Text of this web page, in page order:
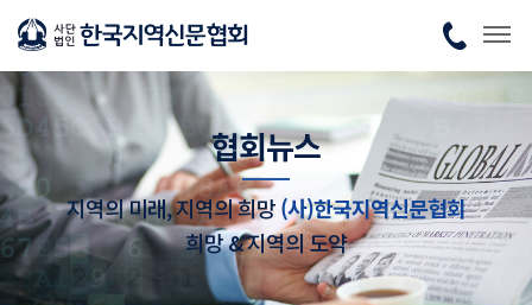
협회뉴스
지역의 미래, 지역의 희망(사)한국지역신문협회
희망 & 지역의 도약